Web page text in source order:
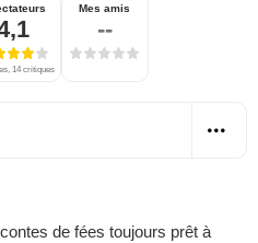
14 critiques
Mes amis
--
de fées toujours prêt à